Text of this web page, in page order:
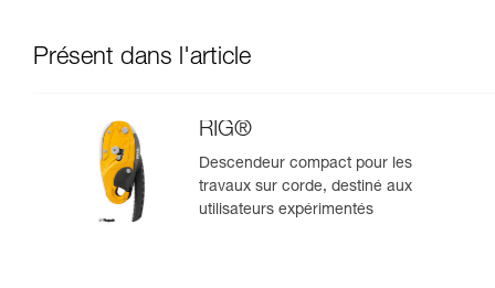
Présent dans l'article
RIG®
Descendeur compact pour les
travaux sur corde, destiné aux
utilisateurs expérimentés